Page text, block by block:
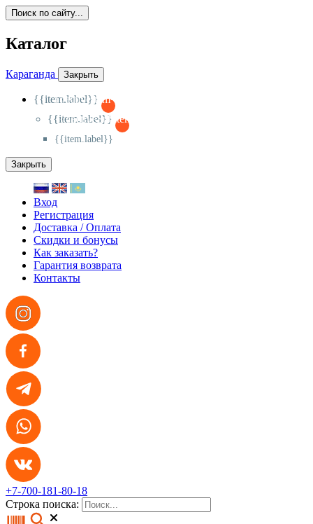
Поиск по сайту...
Каталог
Караганда Закрыть
{{item.label}}
{{activeItem==item.id?'-
{{item.label}}
{{activeSubitem==item.id?'-
{{item.label}}
Закрыть
Вход
Регистрация
Доставка / Оплата
Скидки и бонусы
Как заказать?
Гарантия возврата
Контакты
+7-700-181-80-18
Строка поиска: